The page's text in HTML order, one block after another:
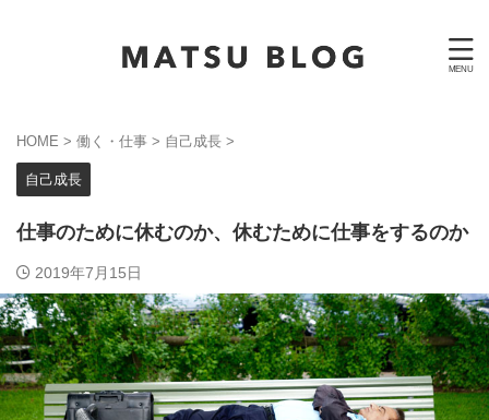
HOME > 働く・仕事 > 自己成長 >
自己成長
仕事のために休むのか、休むために仕事をするのか
2019年7月15日